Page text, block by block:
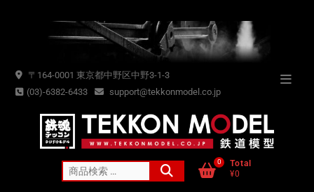
〒164-0001 東京都中野区中野3-1-3
(03)-6382-6433
support@tekkonmodel.co.jp
索
0
Total
¥0